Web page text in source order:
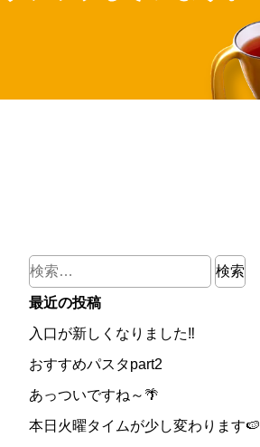
検
索:
最近の投稿
入口が新しくなりました‼
おすすめパスタpart2
あっついですね～🌴
本日火曜タイムが少し変わります🍉